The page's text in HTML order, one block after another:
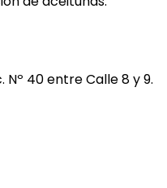
Nº 40 entre Calle 8 y 9.